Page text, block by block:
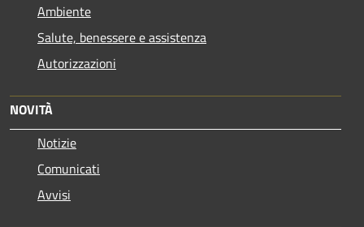
Ambiente
Salute, benessere e assistenza
Autorizzazioni
NOVITÀ
Notizie
Comunicati
Avvisi